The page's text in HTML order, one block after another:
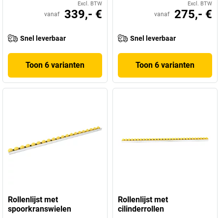
Excl. BTW
vanaf 339,- €
Snel leverbaar
Toon 6 varianten
Excl. BTW
vanaf 275,- €
Snel leverbaar
Toon 6 varianten
Rollenlijst met
spoorkranswielen
Rollenlijst met
cilinderrollen